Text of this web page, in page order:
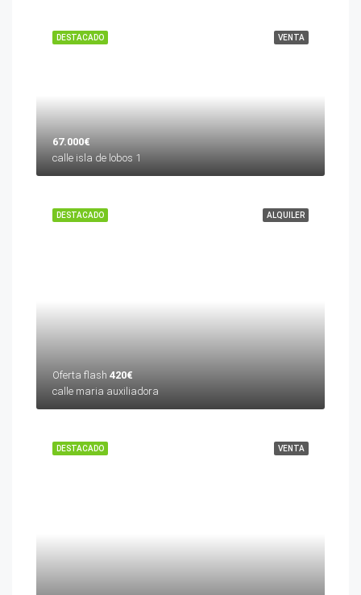
VENTA
DESTACADO
67.000€
calle isla de lobos 1
ALQUILER
DESTACADO
Oferta flash 420€
calle maria auxiliadora
VENTA
DESTACADO